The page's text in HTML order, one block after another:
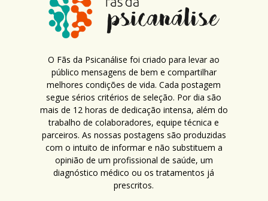
O Fãs da Psicanálise foi criado para levar ao
público mensagens de bem e compartilhar
melhores condições de vida. Cada postagem
segue sérios critérios de seleção. Por dia são
mais de 12 horas de dedicação intensa, além do
trabalho de colaboradores, equipe técnica e
parceiros. As nossas postagens são produzidas
com o intuito de informar e não substituem a
opinião de um profissional de saúde, um
diagnóstico médico ou os tratamentos já
prescritos.